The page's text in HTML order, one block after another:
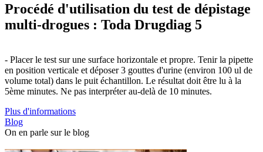
Procédé d'utilisation du test de dépistage
multi-drogues : Toda Drugdiag 5
- Placer le test sur une surface horizontale et propre. Tenir la pipette
en position verticale et déposer 3 gouttes d'urine (environ 100 ul de
volume total) dans le puit échantillon. Le résultat doit être lu à la
5ème minutes. Ne pas interpréter au-delà de 10 minutes.
Plus d'informations
Blog
On en parle sur le blog